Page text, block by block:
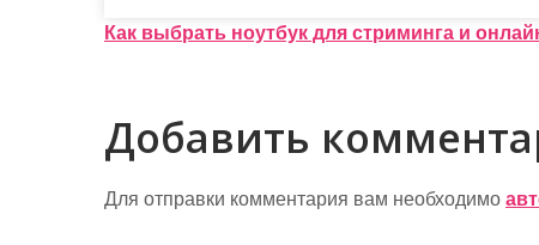
Н
в
и
г
Как выбрать ноутбук для стриминга и
Добавить
Для отправки комментария вам необходимо